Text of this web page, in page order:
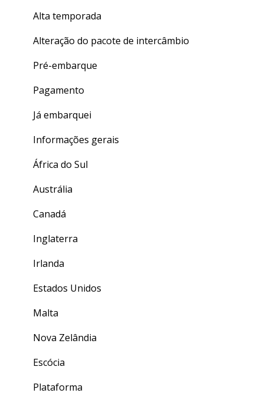
Alta temporada
Alteração do pacote de intercâmbio
Pré-embarque
Pagamento
Já embarquei
Informações gerais
África do Sul
Austrália
Canadá
Inglaterra
Irlanda
Estados Unidos
Malta
Nova Zelândia
Escócia
Plataforma